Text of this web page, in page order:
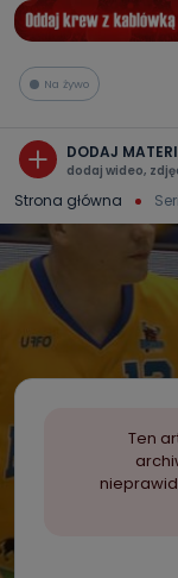
Na żywo
DODAJ
dodaj wideo,
Strona główna
Ten